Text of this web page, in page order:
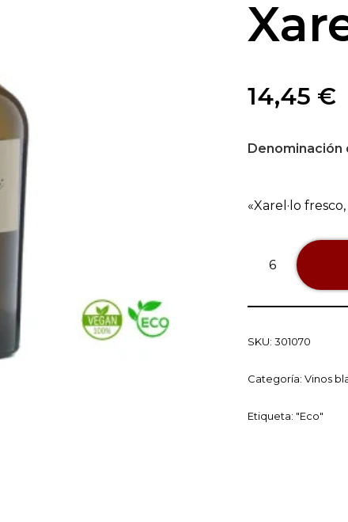
14,45 €
Denominación
«Xarel·lo
SKU: 301070
Categoría: Vinos
Etiqueta: "Eco"